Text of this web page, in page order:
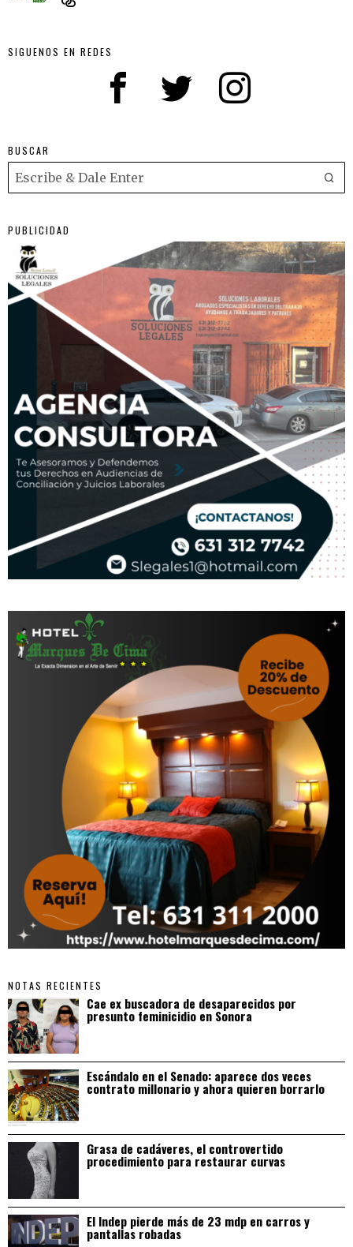
SIGUENOS EN REDES
BUSCAR
PUBLICIDAD
NOTAS RECIENTES
Cae ex buscadora de desaparecidos por
presunto feminicidio en Sonora
Escándalo en el Senado: aparece dos veces
contrato millonario y ahora quieren borrarlo
Grasa de cadáveres, el controvertido
procedimiento para restaurar curvas
El Indep pierde más de 23 mdp en carros y
pantallas robadas